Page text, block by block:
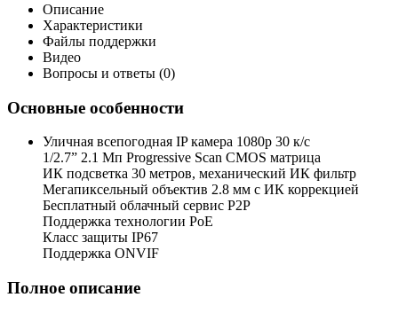
Описание
Характеристики
Файлы поддержки
Видео
Вопросы и ответы (0)
Основные особенности
Уличная всепогодная IP камера 1080p 30 к/с
1/2.7” 2.1 Мп Progressive Scan CMOS матрица
ИК подсветка 30 метров, механический ИК фильтр
Мегапиксельный объектив 2.8 мм c ИК коррекцией
Бесплатный облачный сервис P2P
Поддержка технологии PoE
Класс защиты IP67
Поддержка ONVIF
Полное описание